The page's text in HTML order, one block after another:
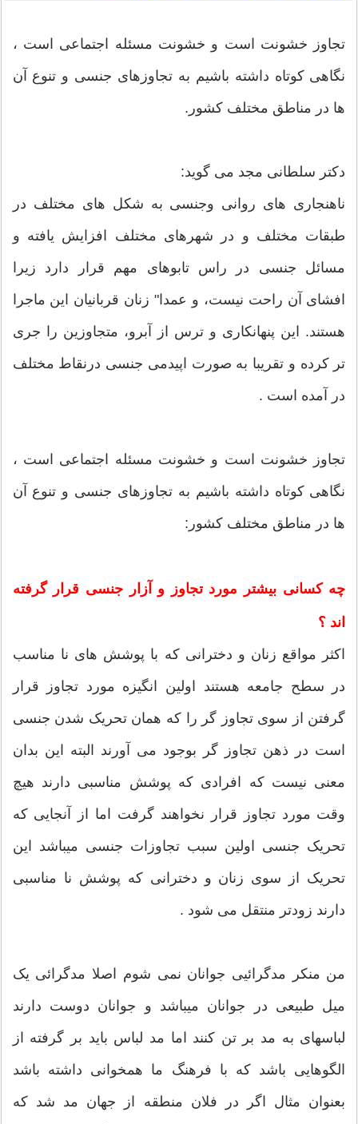
تجاوز خشونت است و خشونت مسئله اجتماعی است ،
نگاهی کوتاه داشته باشیم به تجاوزهای جنسی و تنوع آن
ها در مناطق مختلف کشور.
دکتر سلطانی مجد می گوید:
ناهنجاری های روانی وجنسی به شکل های مختلف در
طبقات مختلف و در شهرهای مختلف افزایش یافته و
مسائل جنسی در راس تابوهای مهم قرار دارد زیرا
افشای آن راحت نیست، و عمدا" زنان قربانیان این ماجرا
هستند. این پنهانکاری و ترس از آبرو، متجاوزین را جری
تر کرده و تقریبا به صورت اپیدمی جنسی درنقاط مختلف
در آمده است .
تجاوز خشونت است و خشونت مسئله اجتماعی است ،
نگاهی کوتاه داشته باشیم به تجاوزهای جنسی و تنوع آن
ها در مناطق مختلف کشور:
چه کسانی بیشتر مورد تجاوز و آزار جنسی قرار گرفته
اند ؟
اکثر مواقع زنان و دخترانی که با پوشش های نا مناسب
در سطح جامعه هستند اولین انگیزه مورد تجاوز قرار
گرفتن از سوی تجاوز گر را که همان تحریک شدن جنسی
است در ذهن تجاوز گر بوجود می آورند البته این بدان
معنی نیست که افرادی که پوشش مناسبی دارند هیچ
وقت مورد تجاوز قرار نخواهند گرفت اما از آنجایی که
تحریک جنسی اولین سبب تجاوزات جنسی میباشد این
تحریک از سوی زنان و دخترانی که پوشش نا مناسبی
دارند زودتر منتقل می شود .
من منکر مدگرائیی جوانان نمی شوم اصلا مدگرائی یک
میل طبیعی در جوانان میباشد و جوانان دوست دارند
لباسهای به مد بر تن کنند اما مد لباس باید بر گرفته از
الگوهایی باشد که با فرهنگ ما همخوانی داشته باشد
بعنوان مثال اگر در فلان منطقه از جهان مد شد که